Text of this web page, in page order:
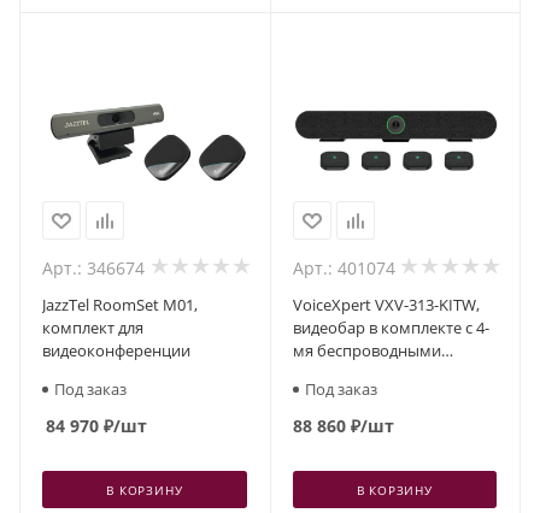
Арт.: 346674
JazzTel RoomSet M01,
комплект для
видеоконференции
Под заказ
84 970 ₽/шт
В КОРЗИНУ
Арт.: 401074
VoiceXpert VXV-313-KITW,
видеобар в комплекте с 4-
мя беспроводными
Под заказ
88 860₽/шт
В КОРЗИНУ